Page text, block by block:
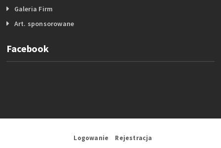
Galeria Firm
Art. sponsorowane
Facebook
Logowanie Rejestracja